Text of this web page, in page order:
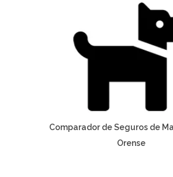
Comparador de Seguros de
Orense